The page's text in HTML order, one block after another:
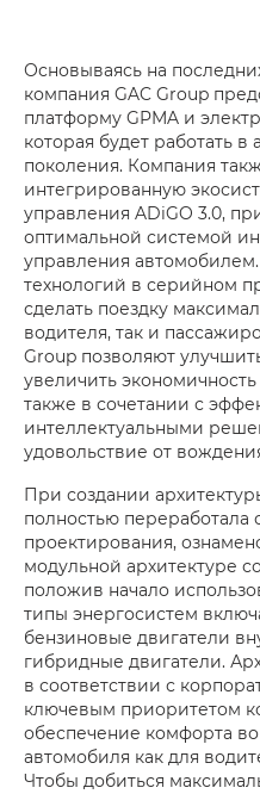
Основываясь на
компания GAC Group
платформу GPMA и
которая будет работать в
поколения. Компания
интегрированную
управления ADiGO 3.0,
оптимальной системой
управления
технологий в серийном
сделать поездку
водителя, так и
Group позволяют
увеличить
также в сочетании с
интеллектуальными
удовольствие от
При создании
полностью
проектирования,
модульной архитектуре
положив начало
типы энергосистем
бензиновые двигатели
гибридные двигатели.
в соответствии с
ключевым приоритетом
обеспечение комфорта
автомобиля как для
Чтобы добиться